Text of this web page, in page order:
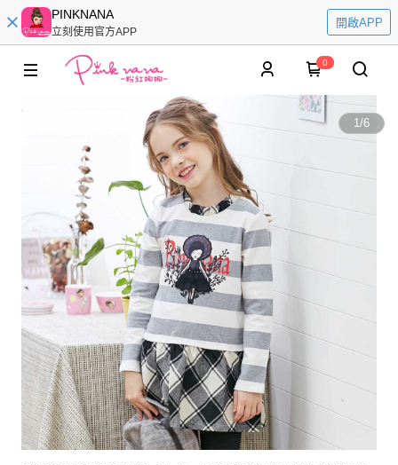
PINKNANA
立刻使用官方APP
開啟APP
0
1/6